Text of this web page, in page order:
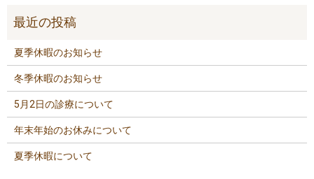
夏季休暇のお知らせ
冬季休暇のお知らせ
5月2日の診療について
年末年始のお休みについて
夏季休暇について